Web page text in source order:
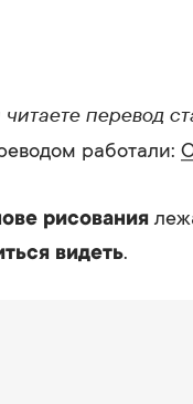
перевод
работали:
рисования
видеть.